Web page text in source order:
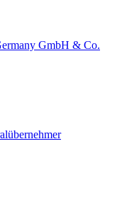
GmbH & Co.